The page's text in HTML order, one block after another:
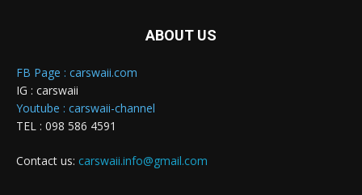
ABOUT US
FB Page : carswaii.com
IG : carswaii
Youtube : carswaii-channel
TEL : 098 586 4591
Contact us: carswaii.info@gmail.com